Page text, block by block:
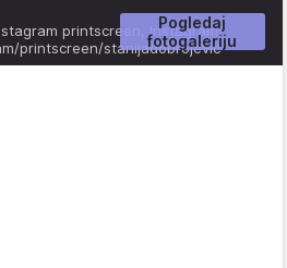
Pogledaj
fotogaleriju
printscreen, Instagram/
printscreen/stanijadobrojevic